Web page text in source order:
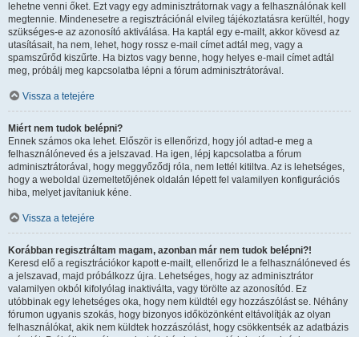
lehetne venni őket. Ezt vagy egy adminisztrátornak vagy a felhasználónak kell
megtennie. Mindenesetre a regisztrációnál elvileg tájékoztatásra kerültél, hogy
szükséges-e az azonosító aktiválása. Ha kaptál egy e-mailt, akkor kövesd az
utasításait, ha nem, lehet, hogy rossz e-mail címet adtál meg, vagy a
spamszűrőd kiszűrte. Ha biztos vagy benne, hogy helyes e-mail címet adtál
meg, próbálj meg kapcsolatba lépni a fórum adminisztrátorával.
Vissza a tetejére
Miért nem tudok belépni?
Ennek számos oka lehet. Először is ellenőrizd, hogy jól adtad-e meg a
felhasználóneved és a jelszavad. Ha igen, lépj kapcsolatba a fórum
adminisztrátorával, hogy meggyőződj róla, nem lettél kitiltva. Az is lehetséges,
hogy a weboldal üzemeltetőjének oldalán lépett fel valamilyen konfigurációs
hiba, melyet javítaniuk kéne.
Vissza a tetejére
Korábban regisztráltam magam, azonban már nem tudok belépni?!
Keresd elő a regisztrációkor kapott e-mailt, ellenőrizd le a felhasználóneved és
a jelszavad, majd próbálkozz újra. Lehetséges, hogy az adminisztrátor
valamilyen okból kifolyólag inaktiválta, vagy törölte az azonosítód. Ez
utóbbinak egy lehetséges oka, hogy nem küldtél egy hozzászólást se. Néhány
fórumon ugyanis szokás, hogy bizonyos időközönként eltávolítják az olyan
felhasználókat, akik nem küldtek hozzászólást, hogy csökkentsék az adatbázis